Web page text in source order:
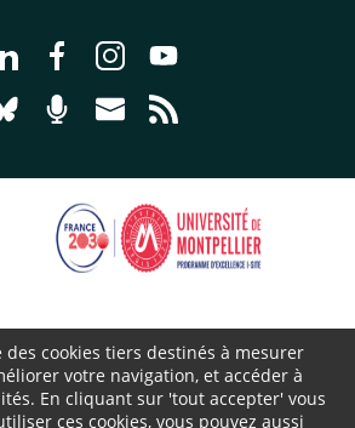
Aller à la page Nous suivre sur
Aller à la page Nous suivre sur
Aller à la page Nous
Aller à la page
Aller à la page Nous suivre sur
Aller à la page Nourrir le
Aller à la page Nous
Cirad 2026 ©
Mentions légales
cookies tiers destinés à mesurer
votre navigation, et accéder à
En cliquant sur 'tout accepter' vous
ces cookies, vous pouvez aussi